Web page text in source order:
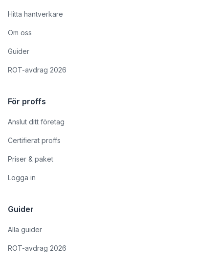
Hitta hantverkare
Om oss
Guider
ROT-avdrag 2026
För proffs
Anslut ditt företag
Certifierat proffs
Priser & paket
Logga in
Guider
Alla guider
ROT-avdrag 2026